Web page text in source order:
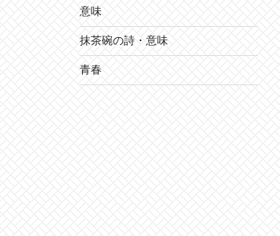
意味
抹茶碗の詩・意味
青春